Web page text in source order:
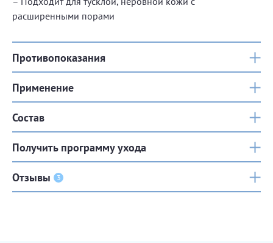
расширенными порами
Противопоказания
Применение
Состав
Получить программу ухода
Отзывы 3